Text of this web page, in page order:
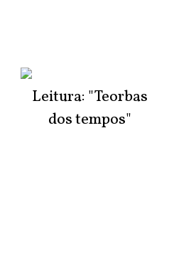
Leitura: "Teorbas
dos tempos"